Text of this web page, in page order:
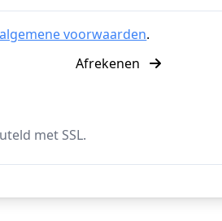
algemene voorwaarden.
Afrekenen
met SSL.